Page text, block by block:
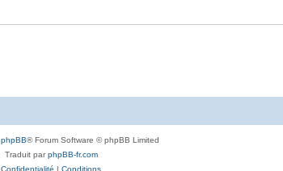
phpBB® Forum Software © phpBB Limited
Traduit parphpBB-fr.com